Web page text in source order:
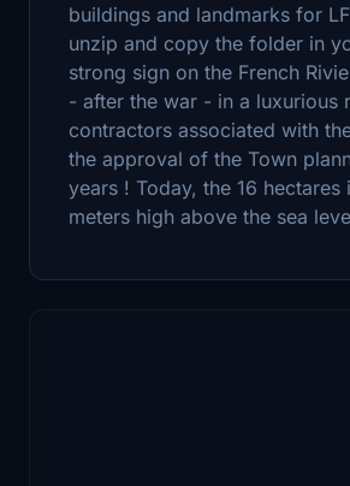
buildings and landmarks for
unzip and copy the folder in
strong sign on the French
- after the war - in a luxurious
contractors associated with
the approval of the Town
years ! Today, the 16
meters high above the sea